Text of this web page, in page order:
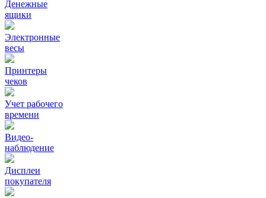
Денежные
ящики
Электронные
весы
Принтеры
чеков
Учет рабочего
времени
Видео‑
наблюдение
Дисплеи
покупателя